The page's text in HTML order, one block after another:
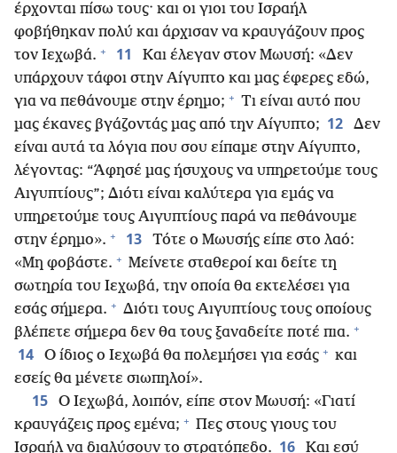
έρχονται πίσω τους· και οι γιοι του Ισραήλ
φοβήθηκαν πολύ και άρχισαν να κραυγάζουν προς
τον Ιεχωβά. + 11
Και έλεγαν στον Μωυσή: «Δεν
υπάρχουν τάφοι στην Αίγυπτο και μας έφερες εδώ,
για να πεθάνουμε στην έρημο; + Τι είναι αυτό που
μας έκανες βγάζοντάς μας από την Αίγυπτο; 12
Δεν
είναι αυτά τα λόγια που σου είπαμε στην Αίγυπτο,
λέγοντας: “Άφησέ μας ήσυχους να υπηρετούμε τους
Αιγυπτίους”; Διότι είναι καλύτερα για εμάς να
υπηρετούμε τους Αιγυπτίους παρά να πεθάνουμε
στην έρημο». + 13
Τότε ο Μωυσής είπε στο λαό:
«Μη φοβάστε. + Μείνετε σταθεροί και δείτε τη
σωτηρία του Ιεχωβά, την οποία θα εκτελέσει για
εσάς σήμερα. + Διότι τους Αιγυπτίους τους οποίους
βλέπετε σήμερα δεν θα τους ξαναδείτε ποτέ πια. +
14 Ο ίδιος ο Ιεχωβά θα πολεμήσει για εσάς + και
εσείς θα μένετε σιωπηλοί».
15
Ο Ιεχωβά, λοιπόν, είπε στον Μωυσή: «Γιατί
κραυγάζεις προς εμένα; + Πες στους γιους του
Ισραήλ να διαλύσουν το στρατόπεδο. 16
Και εσύ